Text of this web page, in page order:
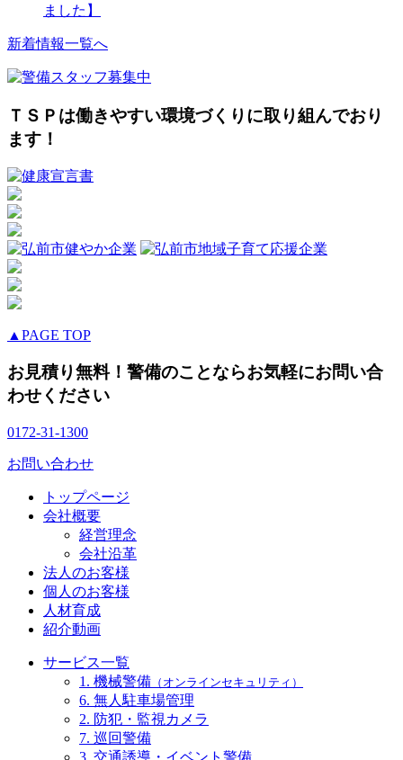
ました】
新着情報一覧へ
ＴＳＰは働きやすい環境づくりに取り組んでおり
ます！
▲PAGE TOP
お見積り無料！警備のことならお気軽にお問い合
わせください
0172-31-1300
お問い合わせ
トップページ
会社概要
経営理念
会社沿革
法人のお客様
個人のお客様
人材育成
紹介動画
サービス一覧
1. 機械警備 （オンラインセキュリティ）
6. 無人駐車場管理
2. 防犯・監視カメラ
7. 巡回警備
3. 交通誘導・イベント警備